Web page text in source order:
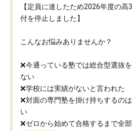
【定員に達したため2026年度の
付を停止しました】
こんなお悩みありませんか？
❌今通っている塾では総合型選抜
ない
❌学校には実績がないと言われた
❌対面の専門塾を掛け持ちするの
い
❌ゼロから始めて合格するまで全部